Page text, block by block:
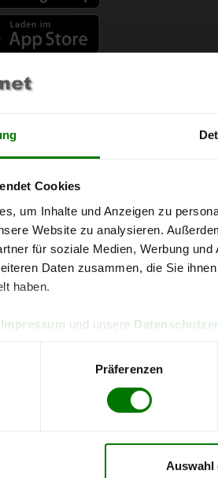
Cookies
um Inhalte und Anzeigen zu
Website zu analysieren.
für soziale Medien, Werbung
Daten zusammen, die Sie
haben.
Impressum und unsere
Präferenzen
Auswahl
erfahren
Chart
für 1 Tonne bei Abnahmevon 6